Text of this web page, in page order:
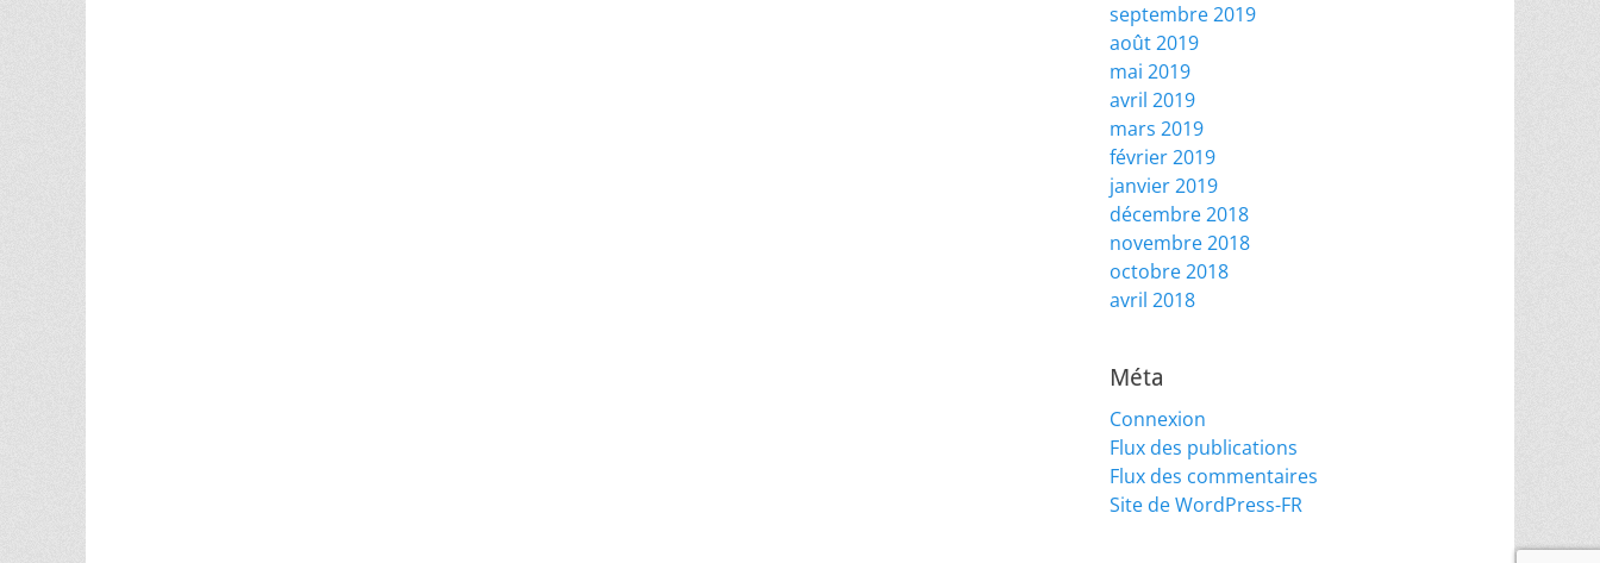
septembre 2019
août 2019
mai 2019
avril 2019
mars 2019
février 2019
janvier 2019
décembre 2018
novembre 2018
octobre 2018
avril 2018
Méta
Connexion
Flux des publications
Flux des commentaires
Site de WordPress-FR